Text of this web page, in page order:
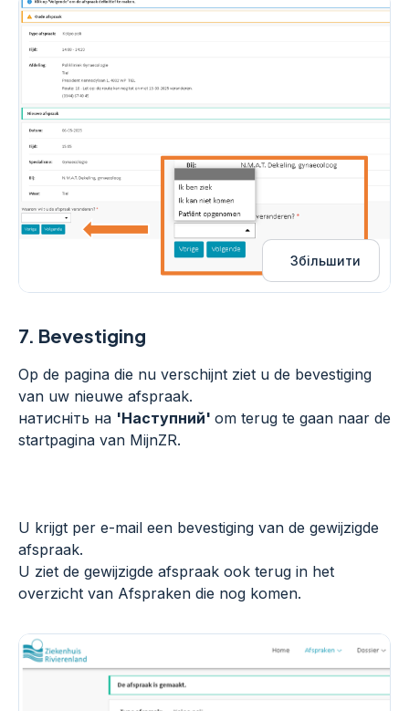
Збільшити
7. Bevestiging
Op de pagina die nu verschijnt ziet u de bevestiging
van uw nieuwe afspraak.
натисніть на 'Наступний' om terug te gaan naar de
startpagina van MijnZR.
U krijgt per e-mail een bevestiging van de gewijzigde
afspraak.
U ziet de gewijzigde afspraak ook terug in het
overzicht van Afspraken die nog komen.